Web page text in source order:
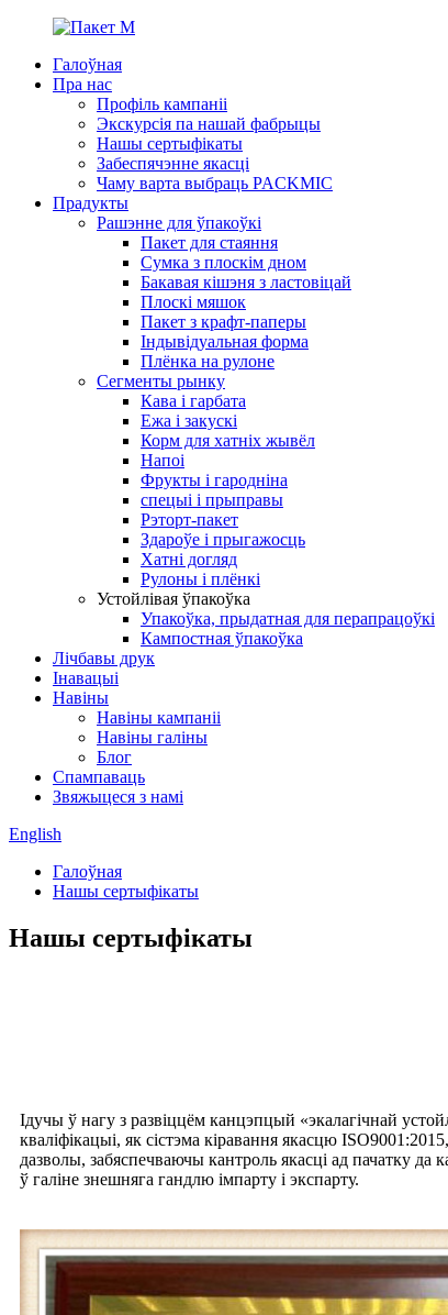
Галоўная
Пра нас
Профіль кампаніі
Экскурсія па нашай фабрыцы
Нашы сертыфікаты
Забеспячэнне якасці
Чаму варта выбраць PACKMIC
Прадукты
Рашэнне для ўпакоўкі
Пакет для стаяння
Сумка з плоскім дном
Бакавая кішэня з ластовіцай
Плоскі мяшок
Пакет з крафт-паперы
Індывідуальная форма
Плёнка на рулоне
Сегменты рынку
Кава і гарбата
Ежа і закускі
Корм для хатніх жывёл
Напоі
Фрукты і гародніна
спецыі і прыправы
Рэторт-пакет
Здароўе і прыгажосць
Хатні догляд
Рулоны і плёнкі
Устойлівая ўпакоўка
Упакоўка, прыдатная для перапрацоўкі
Кампостная ўпакоўка
Лічбавы друк
Інавацыі
Навіны
Навіны кампаніі
Навіны галіны
Блог
Спампаваць
Звяжыцеся з намі
English
Галоўная
Нашы сертыфікаты
Нашы сертыфікаты
Ідучы ў нагу з развіццём канцэпцый «экалагічнай
кваліфікацыі, як сістэма кіравання якасцю
дазволы, забяспечваючы кантроль якасці ад пачатку да
ў галіне знешняга гандлю імпарту і экспарту.